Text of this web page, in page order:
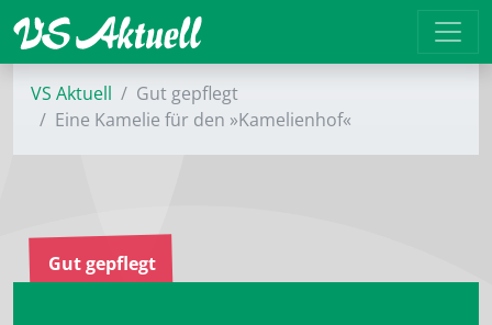
VS Aktuell
Gut gepflegt
Eine Kamelie für den »Kamelienhof«
Gut gepflegt